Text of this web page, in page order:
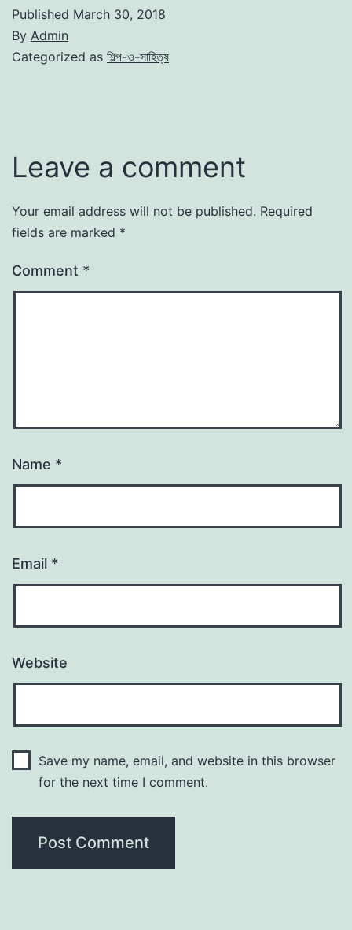
Published March 30, 2018
By Admin
Categorized as শিল্প-ও-সাহিত্য
Leave a comment
Your email address will not be published. Required
fields are marked *
Comment *
Name *
Email *
Website
Save my name, email, and website in this browser
for the next time I comment.